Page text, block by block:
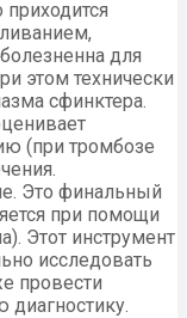
для
этом технически
сфинктера.
(при тромбозе
Это финальный
при помощи
Этот инструмент
исследовать
провести